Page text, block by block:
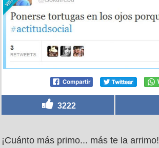
3222
¡Cuánto más primo... más te la arrimo!